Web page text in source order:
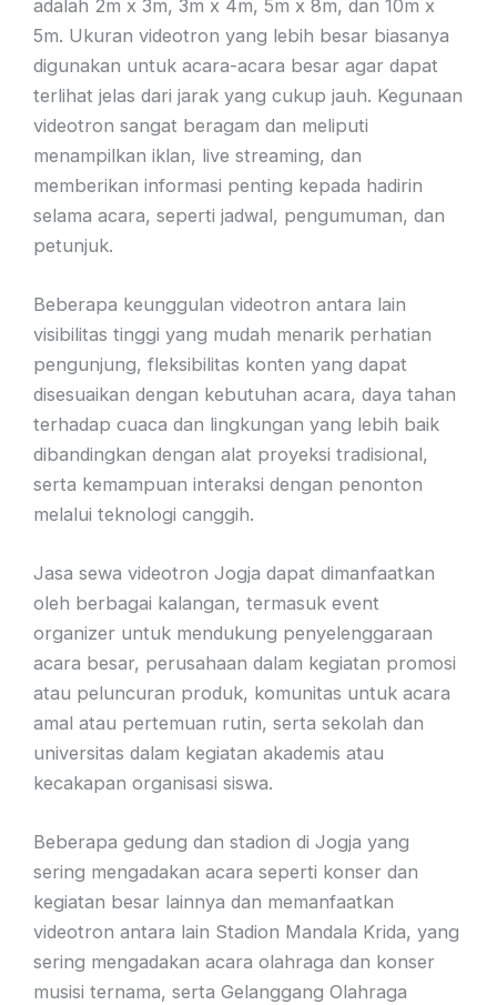
adalah 2m x 3m, 3m x 4m, 5m x 8m, dan 10m x
5m. Ukuran videotron yang lebih besar biasanya
digunakan untuk acara-acara besar agar dapat
terlihat jelas dari jarak yang cukup jauh. Kegunaan
videotron sangat beragam dan meliputi
menampilkan iklan, live streaming, dan
memberikan informasi penting kepada hadirin
selama acara, seperti jadwal, pengumuman, dan
petunjuk.
Beberapa keunggulan videotron antara lain
visibilitas tinggi yang mudah menarik perhatian
pengunjung, fleksibilitas konten yang dapat
disesuaikan dengan kebutuhan acara, daya tahan
terhadap cuaca dan lingkungan yang lebih baik
dibandingkan dengan alat proyeksi tradisional,
serta kemampuan interaksi dengan penonton
melalui teknologi canggih.
Jasa sewa videotron Jogja dapat dimanfaatkan
oleh berbagai kalangan, termasuk event
organizer untuk mendukung penyelenggaraan
acara besar, perusahaan dalam kegiatan promosi
atau peluncuran produk, komunitas untuk acara
amal atau pertemuan rutin, serta sekolah dan
universitas dalam kegiatan akademis atau
kecakapan organisasi siswa.
Beberapa gedung dan stadion di Jogja yang
sering mengadakan acara seperti konser dan
kegiatan besar lainnya dan memanfaatkan
videotron antara lain Stadion Mandala Krida, yang
sering mengadakan acara olahraga dan konser
musisi ternama, serta Gelanggang Olahraga